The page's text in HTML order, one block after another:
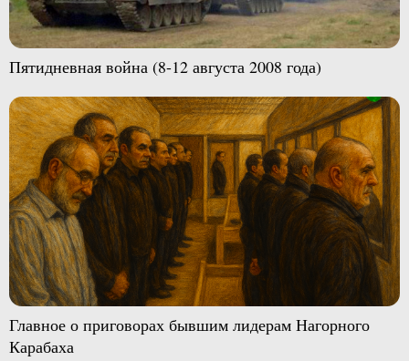
Пятидневная война (8-12 августа 2008 года)
Главное о приговорах бывшим лидерам Нагорного
Карабаха